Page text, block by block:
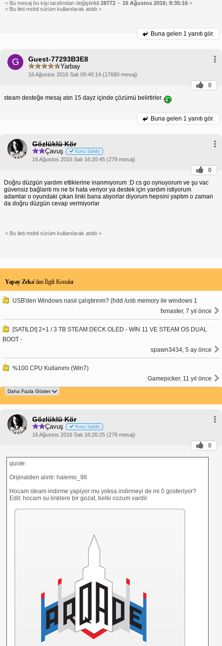
< Bu mesaj bu kişi tarafından değiştirildi 28772 -- 16 Ağustos 2016; 9:35:16 >
< Bu ileti mobil sürüm kullanılarak atıldı >
Buna gelen 1 yanıtı gör.
G Guest-77293B3E8
Yarbay
16 Ağustos 2016 Salı 09:40:14 (17680 mesaj)
0
steam desteğe mesaj atın 15 dayz içinde çözümü belirtirler.
Buna gelen 1 yanıtı gör.
Gözlüklü Kör
Çavuş Konu Sahibi
16 Ağustos 2016 Salı 16:20:45 (278 mesaj)
0
Doğru düzgün yardım ettiklerine inanmıyorum :D cs go oynuyorum ve şu vac
güvensiz bağlantı mı ne bi hata veriyor ya destek için yardım istiyorum
adamlar o oyundaki çıkan linki bana atıyorlar diyorum hepsini yaptım o zaman
da doğru düzgün cevap vermiyorlar
< Bu ileti mobil sürüm kullanılarak atıldı >
Yapay Zeka’dan İlgili Konular
USB'den Windows nasıl çalıştırırım? (hdd /usb memory ile windows 1
fxmaster, 7 yıl önce
[SATILDI] 2+1 / 3 TB STEAM DECK OLED - WİN 11 VE STEAM OS DUAL
BOOT -
spawn3434, 5 ay önce
%100 CPU Kullanımı (Win7)
Gamepicker, 11 yıl önce
Gözlüklü Kör
Çavuş Konu Sahibi
16 Ağustos 2016 Salı 16:26:25 (278 mesaj)
0
quote:
Orijinalden alıntı: halemo_96
Hocam steam indirme yapiyor mu yoksa indirmeyi de mi 0 gosteriyor?
Edit: hocam su linklere bir gozat, belki cozum vardir.